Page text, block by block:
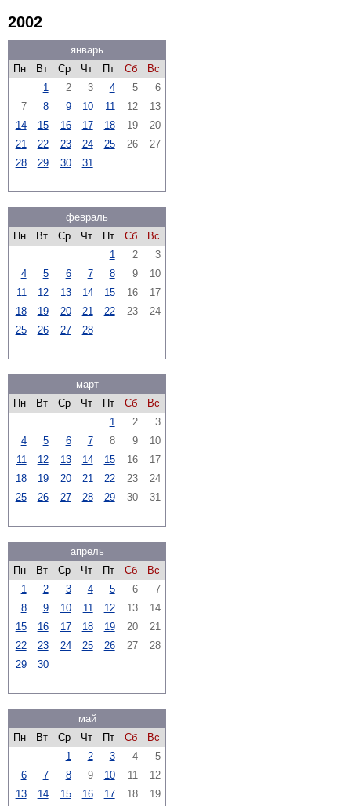
2002
январь
Пн
Вт Ср Чт Пт Сб
Вс
1
2 3 4 5
6
7
8 9 10 11 12
13
14
15 16 17 18 19
20
21
22 23 24 25 26
27
28
29 30 31
февраль
Пн
Вт Ср Чт Пт Сб
Вс
1
2
3
4
5 6 7 8 9
10
11
12 13 14 15 16
17
18
19 20 21 22 23
24
25
26 27 28
март
Пн
Вт Ср Чт Пт Сб
Вс
1
2
3
4
5 6 7 8 9
10
11
12 13 14 15 16
17
18
19 20 21 22 23
24
25
26 27 28 29 30 31
апрель
Пн
Вт Ср Чт Пт Сб
Вс
1
2 3 4 5 6
7
8
9 10 11 12 13
14
15
16 17 18 19 20
21
22
23 24 25 26 27
28
29
30
май
Пн
Вт Ср Чт Пт Сб
Вс
1
2 3 4
5
6
7 8 9 10 11
12
13
14 15 16 17 18
19